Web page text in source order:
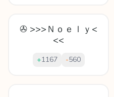
✇ >>>Ｎｏｅｌｙ<
<<
+1167 -560